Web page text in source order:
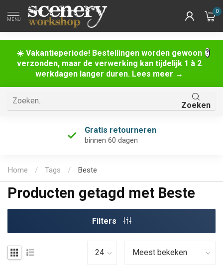
☀️ Vakantieperiode! Bestellingen worden gewoon
verzonden, maar de verwerking kan tijdelijk 1 à 2
werkdagen langer duren. Lees meer →
MENU
0
Zoeken
Gratis retourneren
binnen 60 dagen
Home / Tags / Beste
Producten getagd met Beste
Filters